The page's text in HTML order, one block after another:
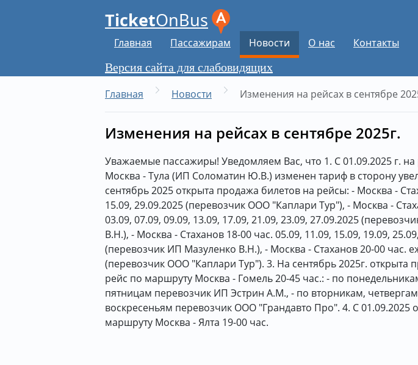
TicketOnBus
Главная Пассажирам Новости О нас
Контакты
Версия сайта для слабовидящих
Главная
Новости Изменения на рейсах в сентябре
Изменения на рейсах в сентябре 2025г.
Уважаемые пассажиры! Уведомляем Вас, что 1. С 01.09.2025 г.
Москва - Тула (ИП Соломатин Ю.В.) изменен тариф в сторону
сентябрь 2025 открыта продажа билетов на рейсы: - Москва -
15.09, 29.09.2025 (перевозчик ООО "Каплари Тур"), - Москва -
03.09, 07.09, 09.09, 13.09, 17.09, 21.09, 23.09, 27.09.2025
В.Н.), - Москва - Стаханов 18-00 час. 05.09, 11.09, 15.09, 19.09,
(перевозчик ИП Мазуленко В.Н.), - Москва - Стаханов 20-00 час.
(перевозчик ООО "Каплари Тур"). 3. На сентябрь 2025г. открыта
рейс по маршруту Москва - Гомель 20-45 час.: - по
пятницам перевозчик ИП Эстрин А.М., - по вторникам,
воскресеньям перевозчик ООО "Грандавто Про". 4. С 01.09.2025
маршруту Москва - Ялта 19-00 час.